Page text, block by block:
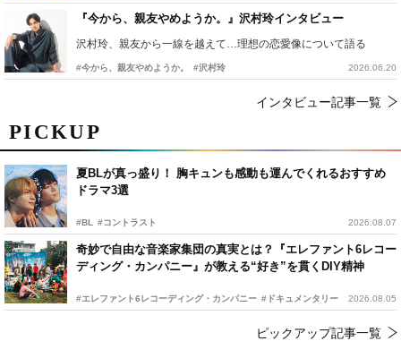
PICKUP
夏BLが真っ盛り！ 胸キュンも感動も運んでくれるおすすめ
ドラマ3選
#BL #コントラスト 2026.08.07
奇妙で自由な音楽家集団の真実とは？『エレファント6レコー
ディング・カンパニー』が教える“好き”を貫くDIY精神
#エレファント6レコーディング・カンパニー #ドキュメンタリー 2026.08.05
ピックアップ記事一覧
『今から、親友やめようか。』沢村玲インタビュー
沢村玲、親友から一線を越えて…理想の恋愛像について語る
#今から、親友やめようか。 #沢村玲 2026.06.20
インタビュー記事一覧